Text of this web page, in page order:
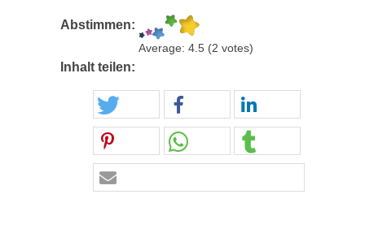
Abstimmen:
Average: 4.5 (2 votes)
Inhalt teilen: